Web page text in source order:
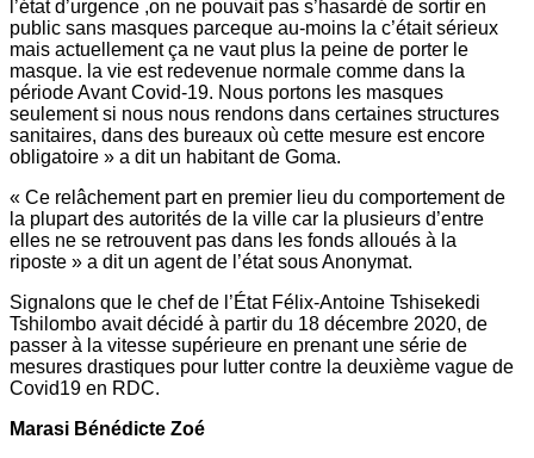
l’état d’urgence ,on ne pouvait pas s’hasardé de sortir en
public sans masques parceque au-moins la c’était sérieux
mais actuellement ça ne vaut plus la peine de porter le
masque. la vie est redevenue normale comme dans la
période Avant Covid-19. Nous portons les masques
seulement si nous nous rendons dans certaines structures
sanitaires, dans des bureaux où cette mesure est encore
obligatoire » a dit un habitant de Goma.
« Ce relâchement part en premier lieu du comportement de
la plupart des autorités de la ville car la plusieurs d’entre
elles ne se retrouvent pas dans les fonds alloués à la
riposte » a dit un agent de l’état sous Anonymat.
Signalons que le chef de l’État Félix-Antoine Tshisekedi
Tshilombo avait décidé à partir du 18 décembre 2020, de
passer à la vitesse supérieure en prenant une série de
mesures drastiques pour lutter contre la deuxième vague de
Covid19 en RDC.
Marasi Bénédicte Zoé